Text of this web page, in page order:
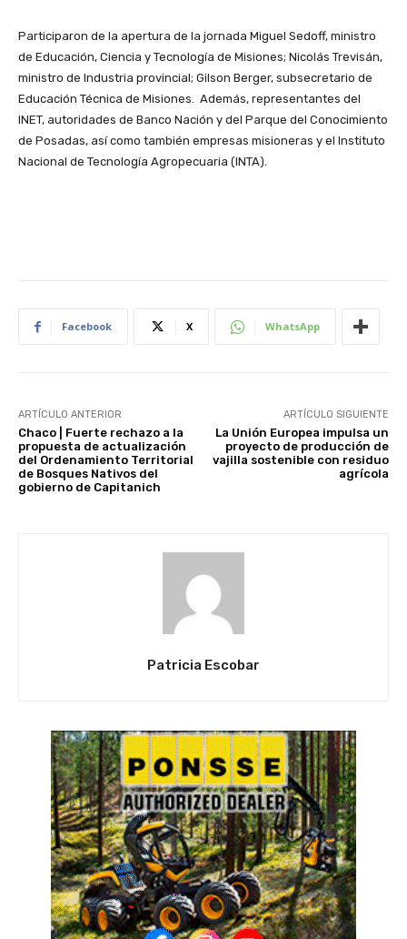
Participaron de la apertura de la jornada Miguel Sedoff, ministro
de Educación, Ciencia y Tecnología de Misiones; Nicolás Trevisán,
ministro de Industria provincial; Gilson Berger, subsecretario de
Educación Técnica de Misiones. Además, representantes del
INET, autoridades de Banco Nación y del Parque del Conocimiento
de Posadas, así como también empresas misioneras y el Instituto
Nacional de Tecnología Agropecuaria (INTA).
Facebook X WhatsApp
ARTÍCULO ANTERIOR
Chaco | Fuerte rechazo a la
propuesta de actualización
del Ordenamiento Territorial
de Bosques Nativos del
gobierno de Capitanich
ARTÍCULO SIGUIENTE
La Unión Europea impulsa un
proyecto de producción de
vajilla sostenible con residuo
agrícola
Patricia Escobar